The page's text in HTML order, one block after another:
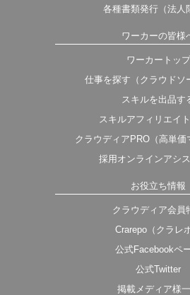
各種書類発行（法人
ワーカーの皆様
ワーカートップ
仕事を探す（クラウドソ
スキルを出品す
スキルアフィリエイ
クラウディアPRO（高単価
採用オンラインアシ
お役立ち情報
クラウディア会員
Crarepo（クラレポ
公式Facebookペ
公式Twitter
掲載メディア様